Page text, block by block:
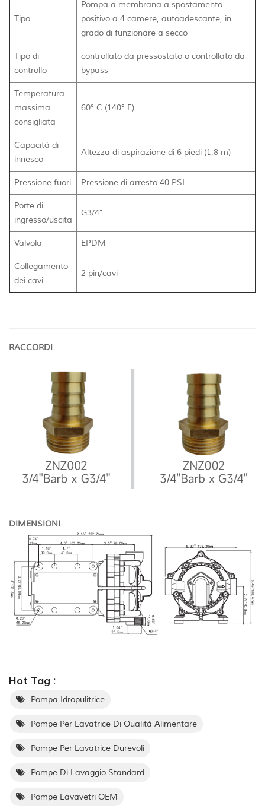
Tipo
Pompa a membrana a spostamento
positivo a 4 camere, autoadescante, in
grado di funzionare a secco
Tipo di
controllo
controllato da pressostato o controllato da
bypass
Temperatura
massima
consigliata
60° C (140° F)
Capacità di
innesco
Altezza di aspirazione di 6 piedi (1,8 m)
Pressione fuori Pressione di arresto 40 PSI
Porte di
ingresso/uscita
G3/4"
Valvola EPDM
Collegamento
dei cavi
2 pin/cavi
RACCORDI
DIMENSIONI
Hot Tag :
Pompa Idropulitrice
Pompe Per Lavatrice Di Qualità Alimentare
Pompe Per Lavatrice Durevoli
Pompe Di Lavaggio Standard
Pompe Lavavetri OEM